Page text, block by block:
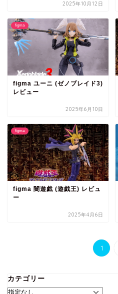
2025年10月12日
figma
figma ユーニ (ゼノブレイド3)
レビュー
2025年6月10日
figma
figma 闇遊戯 (遊戯王) レビュ
ー
2025年4月6日
1
カテゴリー